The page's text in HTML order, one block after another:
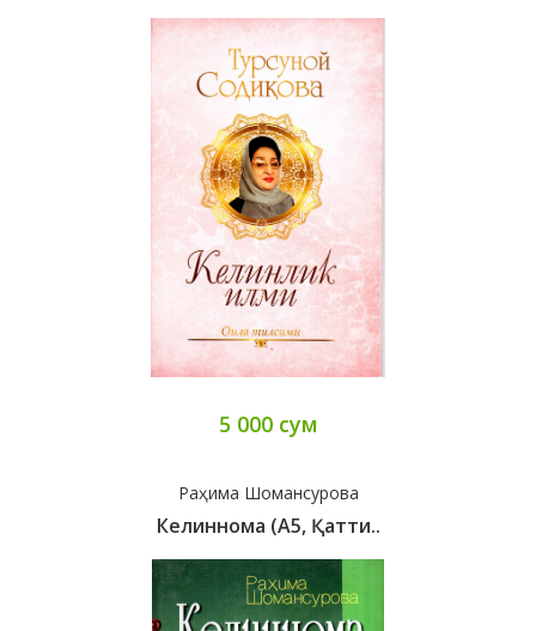
5 000 сум
Раҳима Шомансурова
Келиннома (А5, Қатти..